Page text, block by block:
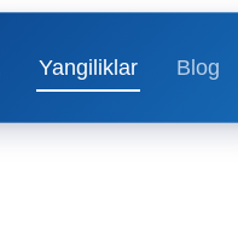
Yangiliklar Blog